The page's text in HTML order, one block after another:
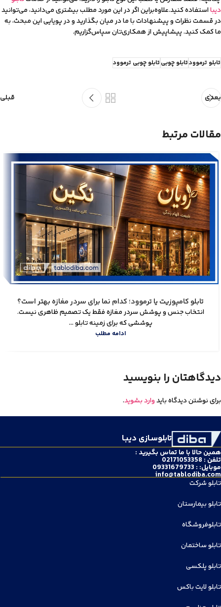
دیبااستفاده کنید.علاوه‌براین اگر در این مورد مطلب بیشتری می‌دانید، می‌توانید
در قسمت نظرات و پیشنهادات با ما در میان بگذارید و در پویایی این مبحث، به
ما کمک کنید. پیشاپیش از همکاری‌تان سپاس‌گزاریم.
تابلو ترموودتابلو چوبیتابلو چوبی ترموود
بعدی قبلی
مقالات مرتبط
تابلو کامپوزیت یا ترموود؛ کدام نما برای سردر مغازه بهتر است؟
انتخاب جنس و پوشش سردر مغازه فقط یک تصمیم ظاهری نیست.
پوششی که برای زمینه تابلو ...
ادامه مطلب
دیدگاهتان را بنویسید
برای نوشتن دیدگاه بایدوارد بشوید.
تابلوسـازی دیبـا
همین حالا با ما تماس بگیرید :
تلفن : 02171053358
موبایل: : 09331679733
info@tablodiba.com
تابلو شرکت
تابلو بیمارستان
تابلوفروشگاه
تابلو ساختمان
تابلو پلکسی
تابلو لایت باکس